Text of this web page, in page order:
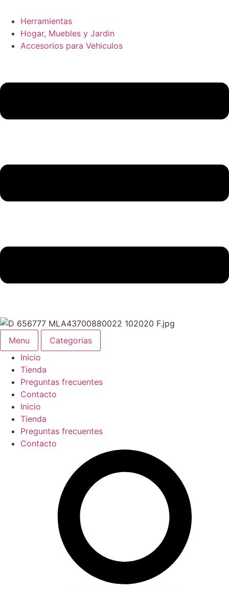
Herramientas
Hogar, Muebles y Jardin
Accesorios para Vehiculos
Menu
Categorias
Inicio
Tienda
Preguntas frecuentes
Contacto
Inicio
Tienda
Preguntas frecuentes
Contacto